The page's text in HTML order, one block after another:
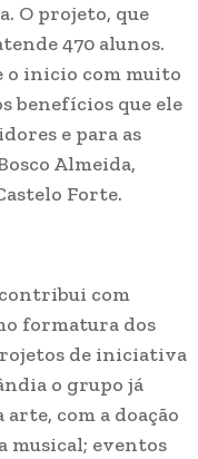
O projeto, que
470 alunos.
o inicio com muito
benefícios que ele
e para as
Almeida,
Forte.
com
formatura dos
de iniciativa
o grupo já
com a doação
musical; eventos